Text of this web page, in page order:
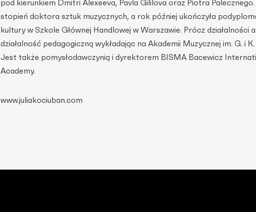
pod kierunkiem Dmitri Alexeeva, Pavla Gililova oraz Piotra Pa­lecznego.
stopień doktora sztuk muzycz­nych, a rok później ukończyła
kultury w Szkole Głównej Handlowej w Warszawie. Prócz działalności
działalność pedagogiczną wykładając na Akademii Muzycznej im. G. i
Jest także pomysłodawczynią i dyrektorem BISMA Ba­cewicz
Academy.
www.juliakociuban.com